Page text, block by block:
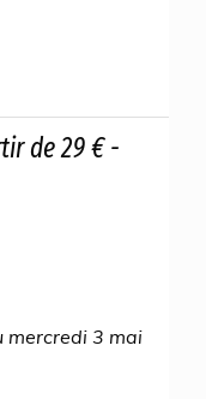
de 29 € -
mercredi 3 mai